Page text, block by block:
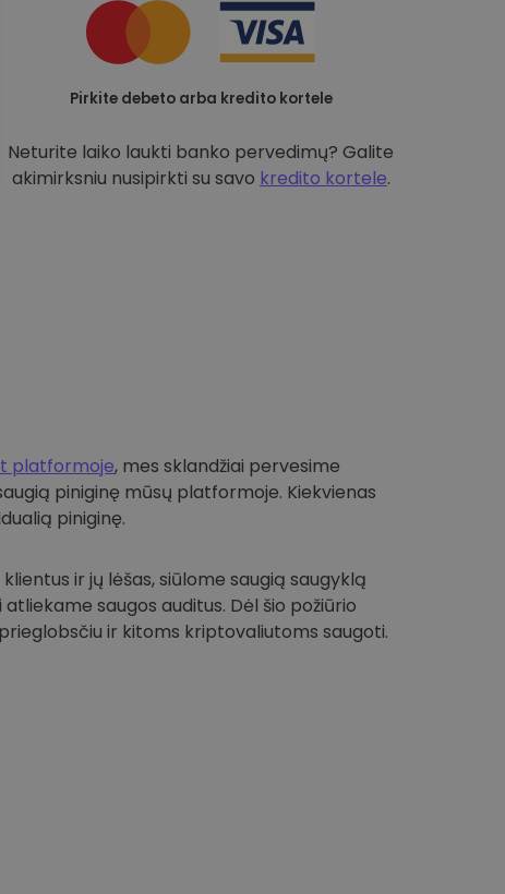
Pirkite debeto arba kredito kortele
Neturite laiko laukti banko pervedimų? Galite
akimirksniu nusipirkti su savo kredito kortele.
platformoje, mes sklandžiai pervesime
piniginę mūsų platformoje. Kiekvienas
piniginę.
ir jų lėšas, siūlome saugią saugyklą
saugos auditus. Dėl šio požiūrio
ir kitoms kriptovaliutoms saugoti.